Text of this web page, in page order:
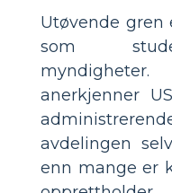
Utøvende
som
anerkjenner
avdelingen
enn mange er